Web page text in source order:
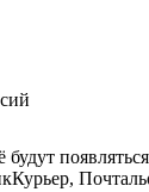
Курьер,